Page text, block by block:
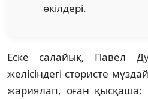
өкілдері.
Еске салайық, Павел
желісіндегі стористе
жариялап, оған қысқаша: